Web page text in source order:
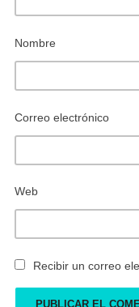
Nombre
Correo electrónico
Web
Recibir un correo